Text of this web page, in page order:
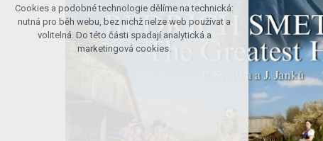
Přijmout všechny cookies
Odmítnout vše
Cookies a podobné technologie dělíme na technická:
nutná pro běh webu, bez nichž nelze web používat a
volitelná. Do této části spadají analytická a
marketingová cookies.